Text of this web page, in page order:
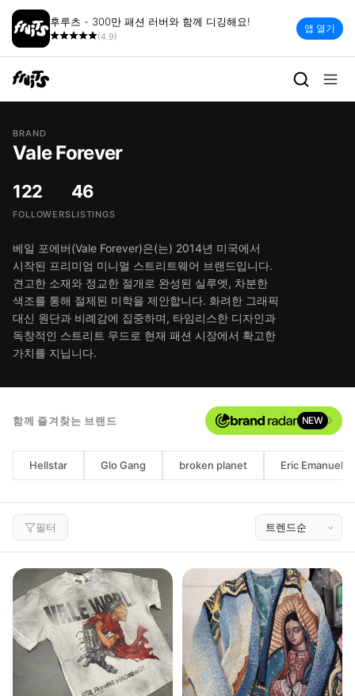
후루츠 - 300만 패션 러버와 함께 디깅해요!
(4.9)
앱 열기
BRAND
Vale Forever
122
FOLLOWERS
46
LISTINGS
베일 포에버(Vale Forever)은(는) 2014년 미국에서
시작된 프리미엄 미니멀 스트리트웨어 브랜드입니다.
견고한 소재와 정교한 절개로 완성된 실루엣, 차분한
색조를 통해 절제된 미학을 제안합니다. 화려한 그래픽
대신 원단과 비례감에 집중하며, 타임리스한 디자인과
독창적인 스트리트 무드로 현재 패션 시장에서 확고한
가치를 지닙니다.
함께 즐겨찾는 브랜드 NEW
Hellstar Glo Gang broken planet Eric Emanuel
필터